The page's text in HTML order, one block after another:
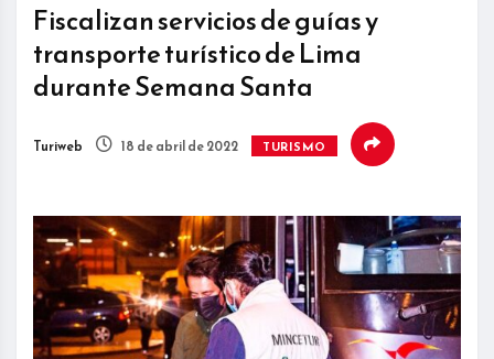
Fiscalizan servicios de guías y
transporte turístico de Lima
durante Semana Santa
Turiweb 18 de abril de 2022 TURISMO